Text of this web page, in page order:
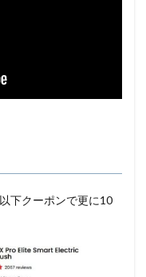
下クーポンで更に10